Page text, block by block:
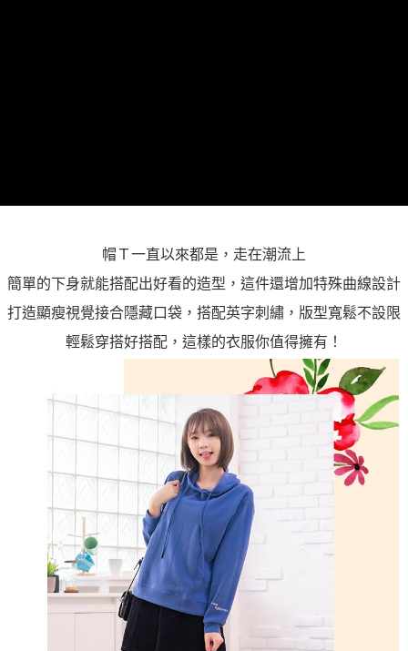
帽Ｔ一直以來都是，走在潮流上
簡單的下身就能搭配出好看的造型，這件還增加特殊曲線設計
打造顯瘦視覺接合隱藏口袋，搭配英字刺繡，版型寬鬆不設限
輕鬆穿搭好搭配，這樣的衣服你值得擁有！